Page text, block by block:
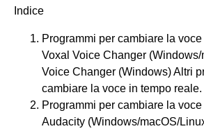
Indice
Programmi per cambiare la
Voxal Voice Changer
Voice Changer (Windows) Altri
cambiare la voce in tempo reale.
Programmi per cambiare la
Audacity (Windows/macOS/